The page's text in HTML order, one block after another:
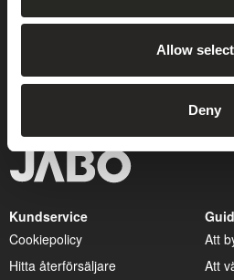
Allow
Deny
Prenumerera på
Kundservice
Cookiepolicy
Hitta återförsäljare
Att
Att